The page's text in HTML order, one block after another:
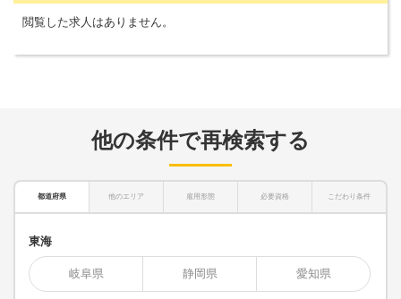
閲覧した求人はありません。
他の条件で再検索する
都道府県 他のエリア 雇用形態 必要資格 こだわり条件
東海
岐阜県 静岡県 愛知県